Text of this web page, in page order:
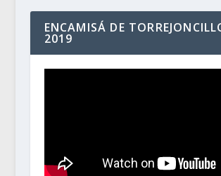
ENCAMISÁ DE
2019